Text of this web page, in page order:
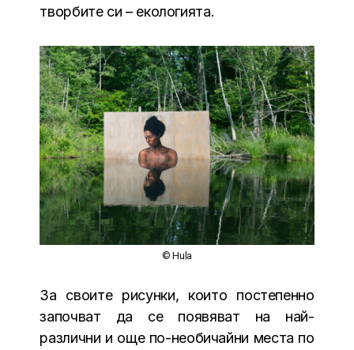
творбите си – екологията.
© Hula
За своите рисунки, които постепенно
започват да се появяват на най-
различни и още по-необичайни места по